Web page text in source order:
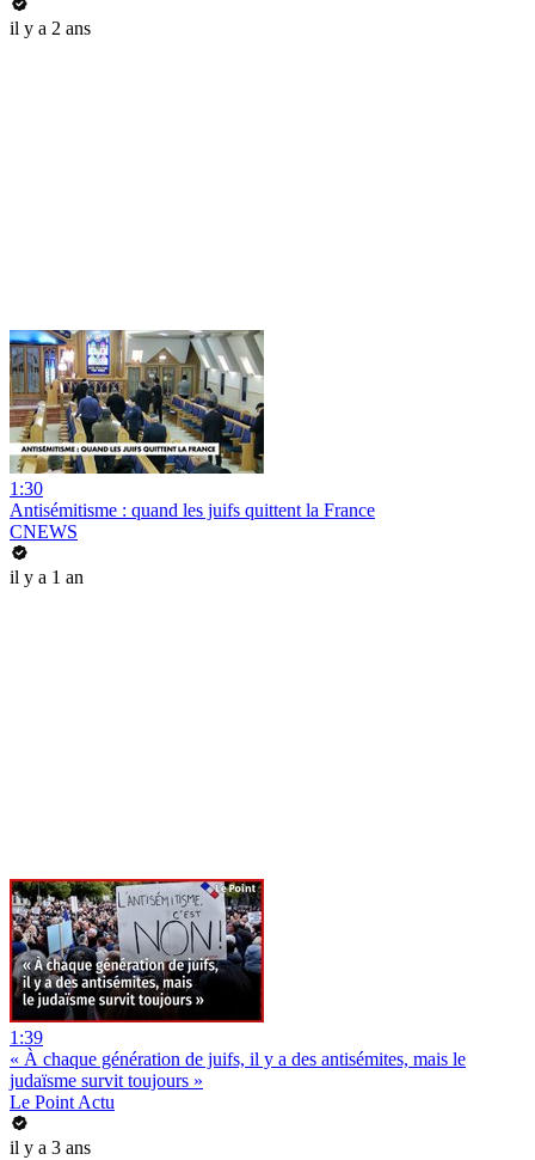
il y a 2 ans
1:30
Antisémitisme : quand les juifs quittent la France
CNEWS
il y a 1 an
1:39
« À chaque génération de juifs, il y a des antisémites, mais le
judaïsme survit toujours »
Le Point Actu
il y a 3 ans